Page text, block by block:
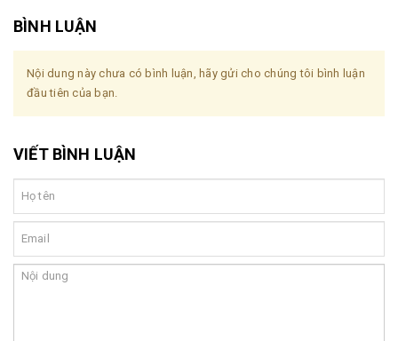
BÌNH LUẬN
Nội dung này chưa có bình luận, hãy gửi cho chúng tôi bình luận
đầu tiên của bạn.
VIẾT BÌNH LUẬN